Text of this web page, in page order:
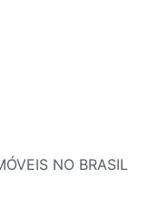
NO BRASIL